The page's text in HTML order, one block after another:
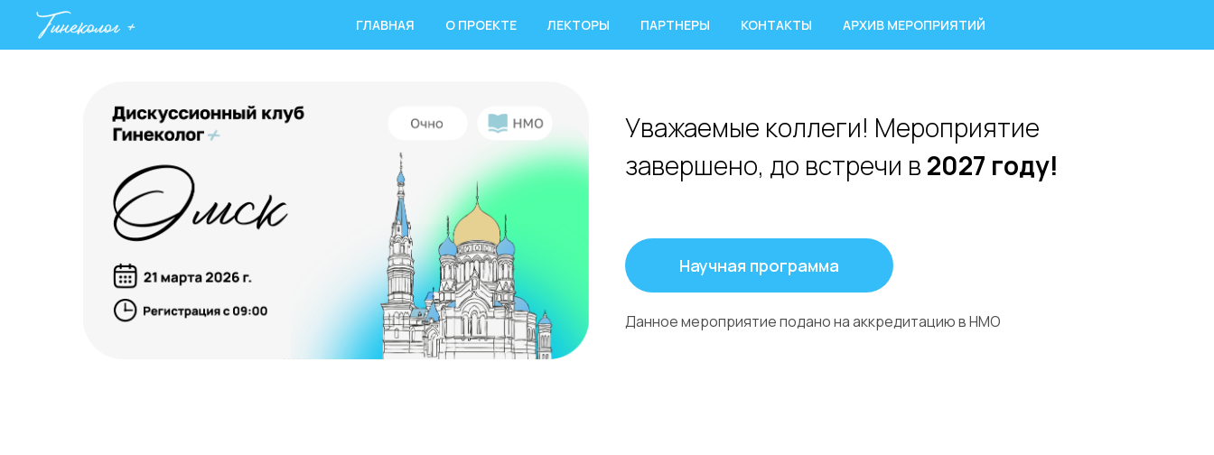
ГЛАВНАЯ О ПРОЕКТЕ ЛЕКТОРЫ ПАРТНЕРЫ КОНТАКТЫ АРХИВ МЕРОПРИЯТИЙ
Уважаемые коллеги! Мероприятие
завершено, до встречи в 2027 году!
Научная программа
Данное мероприятие подано на аккредитацию в НМО